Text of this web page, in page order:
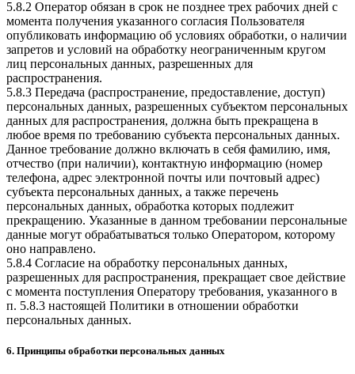
5.8.2 Оператор обязан в срок не позднее трех рабочих дней с
момента получения указанного согласия Пользователя
опубликовать информацию об условиях обработки, о наличии
запретов и условий на обработку неограниченным кругом
лиц персональных данных, разрешенных для
распространения.
5.8.3 Передача (распространение, предоставление, доступ)
персональных данных, разрешенных субъектом персональных
данных для распространения, должна быть прекращена в
любое время по требованию субъекта персональных данных.
Данное требование должно включать в себя фамилию, имя,
отчество (при наличии), контактную информацию (номер
телефона, адрес электронной почты или почтовый адрес)
субъекта персональных данных, а также перечень
персональных данных, обработка которых подлежит
прекращению. Указанные в данном требовании персональные
данные могут обрабатываться только Оператором, которому
оно направлено.
5.8.4 Согласие на обработку персональных данных,
разрешенных для распространения, прекращает свое действие
с момента поступления Оператору требования, указанного в
п. 5.8.3 настоящей Политики в отношении обработки
персональных данных.
6. Принципы обработки персональных данных